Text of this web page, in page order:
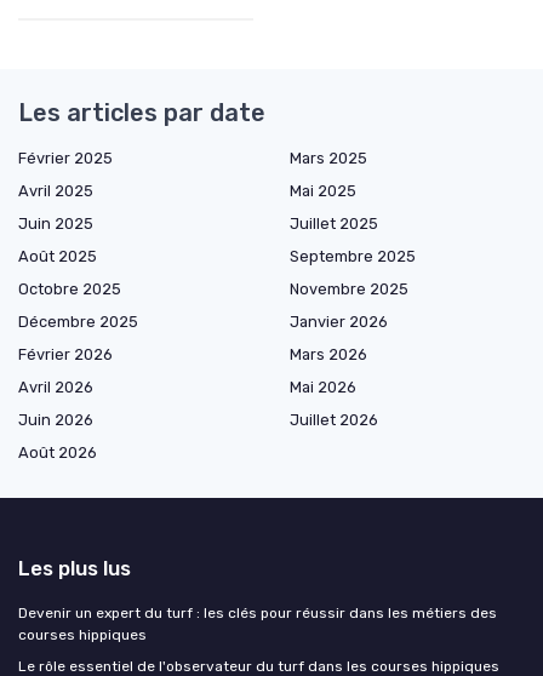
Les articles par date
Février 2025
Mars 2025
Avril 2025
Mai 2025
Juin 2025
Juillet 2025
Août 2025
Septembre 2025
Octobre 2025
Novembre 2025
Décembre 2025
Janvier 2026
Février 2026
Mars 2026
Avril 2026
Mai 2026
Juin 2026
Juillet 2026
Août 2026
Les plus lus
Devenir un expert du turf : les clés pour réussir dans les métiers des
courses hippiques
Le rôle essentiel de l'observateur du turf dans les courses hippiques